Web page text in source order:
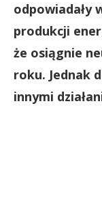
odpowiadały
produkcji
że osiągnie
roku. Jednak
innymi